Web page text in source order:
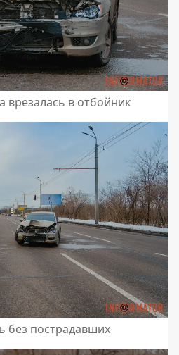
врезалась в отбойник
без пострадавших